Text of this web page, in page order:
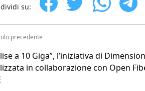
su:
precedente
a 10 Giga”, l’iniziativa di
in collaborazione con Open